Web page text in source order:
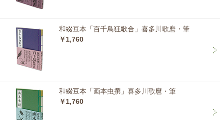
和綴豆本「百千鳥狂歌合」喜多川歌麿・筆
￥1,760
和綴豆本「画本虫撰」喜多川歌麿・筆
￥1,760